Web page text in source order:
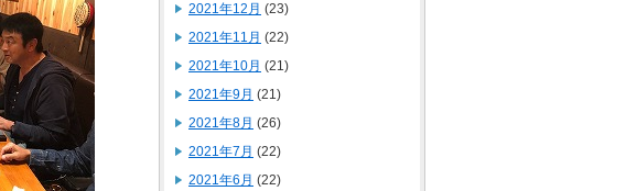
2021年12月 (23)
2021年11月 (22)
2021年10月 (21)
2021年9月 (21)
2021年8月 (26)
2021年7月 (22)
2021年6月 (22)